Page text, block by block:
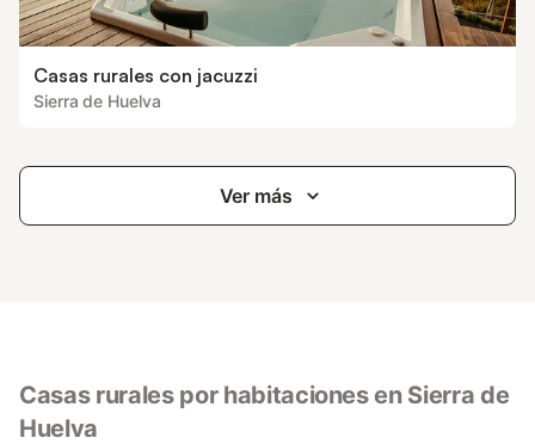
Casas rurales con jacuzzi
Sierra de Huelva
Ver más
Casas rurales por habitaciones en Sierra de
Huelva